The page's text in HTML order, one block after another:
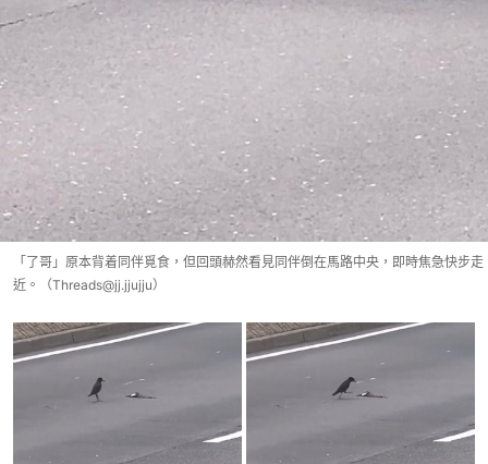
「了哥」原本背着同伴覓食，但回頭赫然看見同伴倒在馬路中央，即時焦急快步走
近。（Threads@jj.jjujju）